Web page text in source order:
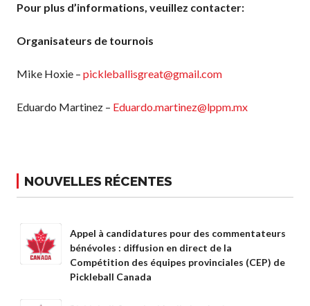
Programme
Pickleball Canada
fréquentes
Qu’est-ce qui est
couvert ?
couverture
Ressources en
matière d’assurance
Compléments
Pour plus d’informations, veuillez contacter:
Organisateurs de tournois
Mike Hoxie – pickleballisgreat@gmail.com
Eduardo Martinez – Eduardo.martinez@lppm.mx
NOUVELLES RÉCENTES
Appel à candidatures pour des commentateurs
bénévoles : diffusion en direct de la
Compétition des équipes provinciales (CEP) de
Pickleball Canada